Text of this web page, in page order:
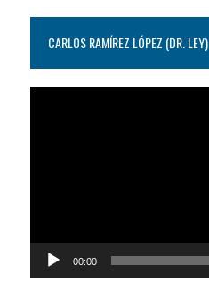
CARLOS RAMÍREZ LÓPEZ (DR. LEY)
00:00